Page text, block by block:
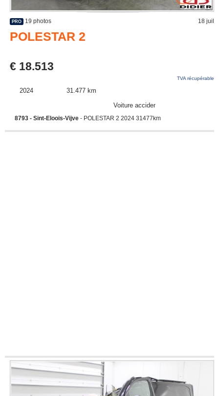
PRO 19 photos 18 juil
POLESTAR 2
€ 18.513
TVA récupérable
2024
31.477 km
Voiture accidentée
8793 - Sint-Eloois-Vijve - POLESTAR 2 2024 31477km